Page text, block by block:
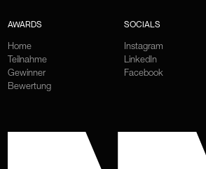
AWARDS
Home
Teilnahme
Gewinner
Bewertung
SOCIALS
Instagram
LinkedIn
Facebook